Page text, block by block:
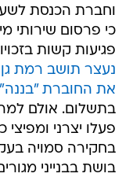
וחברת הכנסת
כי פרסום שירותי
פגיעות קשות
את החוברת "בננה"
בתשלום. אולם
פעלו יצרני ומפיצי
בחקירה סמויה
בושת בבנייני